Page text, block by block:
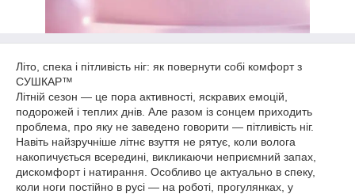
Літо, спека і пітливість ніг: як повернути собі комфорт з
СУШКАР™
Літній сезон — це пора активності, яскравих емоцій,
подорожей і теплих днів. Але разом із сонцем приходить
проблема, про яку не заведено говорити — пітливість ніг.
Навіть найзручніше літнє взуття не рятує, коли волога
накопичується всередині, викликаючи неприємний запах,
дискомфорт і натирання. Особливо це актуально в спеку,
коли ноги постійно в русі — на роботі, прогулянках, у